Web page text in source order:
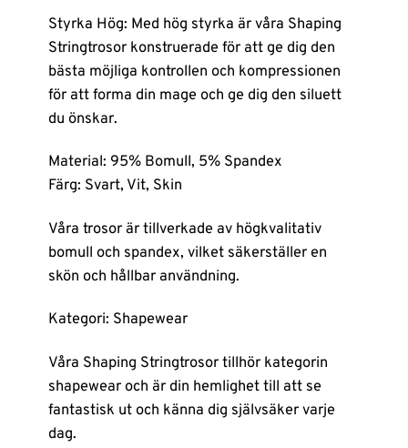
Styrka Hög: Med hög styrka är våra Shaping
Stringtrosor konstruerade för att ge dig den
bästa möjliga kontrollen och kompressionen
för att forma din mage och ge dig den siluett
du önskar.
Material: 95% Bomull, 5% Spandex
Färg: Svart, Vit, Skin
Våra trosor är tillverkade av högkvalitativ
bomull och spandex, vilket säkerställer en
skön och hållbar användning.
Kategori: Shapewear
Våra Shaping Stringtrosor tillhör kategorin
shapewear och är din hemlighet till att se
fantastisk ut och känna dig självsäker varje
dag.